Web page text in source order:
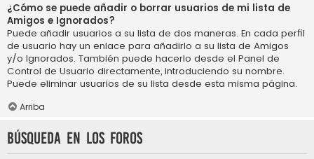
¿Cómo se puede añadir o borrar usuarios de mi lista de
Amigos e Ignorados?
Puede añadir usuarios a su lista de dos maneras. En cada perfil
de usuario hay un enlace para añadirlo a su lista de Amigos
y/o Ignorados. También puede hacerlo desde el Panel de
Control de Usuario directamente, introduciendo su nombre.
Puede eliminar usuarios de su lista desde esta misma página.
Arriba
Búsqueda en los foros